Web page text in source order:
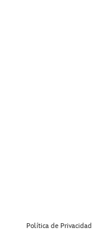
Política de Privacidad